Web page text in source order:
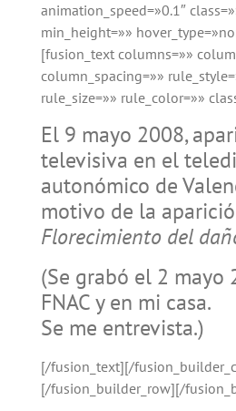
animation_speed=»0.1″
min_height=»»
[fusion_text columns=»»
column_spacing=»»
rule_size=»» rule_color=»»
El 9 mayo 2008,
televisiva en el
autonómico de
motivo de la
Florecimiento del
(Se grabó el 2 mayo
FNAC y en mi casa.
Se me entrevista.)
[/fusion_text][/
[/fusion_builder_row][/